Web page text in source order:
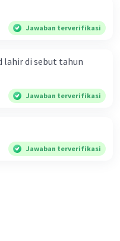
Jawaban terverifikasi
lahir di sebut tahun
Jawaban terverifikasi
Jawaban terverifikasi